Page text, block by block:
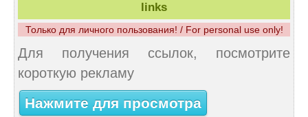
links
Только для личного пользования! / For personal use only!
Для получения ссылок, посмотрите
короткую рекламу
Нажмите для просмотра